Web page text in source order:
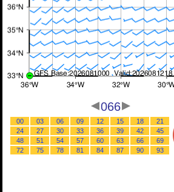
066
00 03 06 09 12 15 18
21
24
27 30 33 36 39 42
45
48
51 54 57 60 63 66
69
72
75 78 81 84 87 90 93